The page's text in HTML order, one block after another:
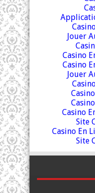
Jouer
Casino
Casino
Jouer
Casino
Site
Casino En
Site